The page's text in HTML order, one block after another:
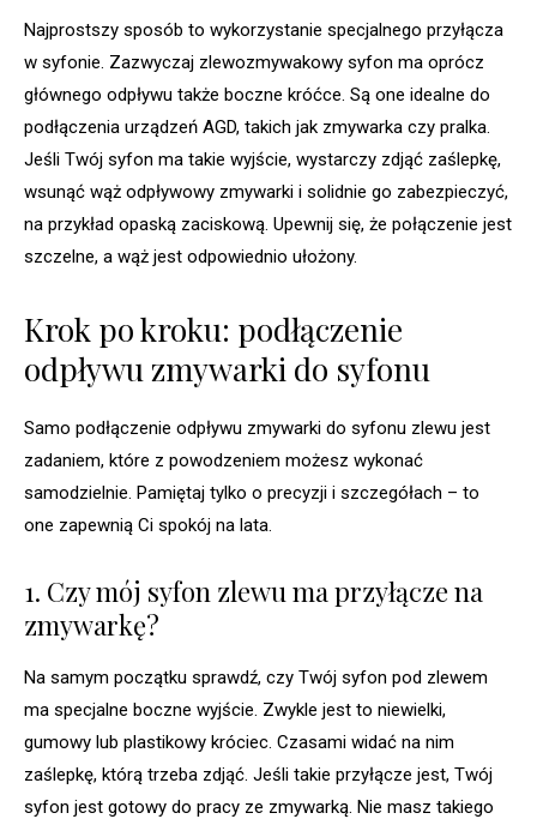
Najprostszy sposób to wykorzystanie specjalnego przyłącza
w syfonie. Zazwyczaj zlewozmywakowy syfon ma oprócz
głównego odpływu także boczne króćce. Są one idealne do
podłączenia urządzeń AGD, takich jak zmywarka czy pralka.
Jeśli Twój syfon ma takie wyjście, wystarczy zdjąć zaślepkę,
wsunąć wąż odpływowy zmywarki i solidnie go zabezpieczyć,
na przykład opaską zaciskową. Upewnij się, że połączenie jest
szczelne, a wąż jest odpowiednio ułożony.
Krok po kroku: podłączenie
odpływu zmywarki do syfonu
Samo podłączenie odpływu zmywarki do syfonu zlewu jest
zadaniem, które z powodzeniem możesz wykonać
samodzielnie. Pamiętaj tylko o precyzji i szczegółach – to
one zapewnią Ci spokój na lata.
1. Czy mój syfon zlewu ma przyłącze na
zmywarkę?
Na samym początku sprawdź, czy Twój syfon pod zlewem
ma specjalne boczne wyjście. Zwykle jest to niewielki,
gumowy lub plastikowy króciec. Czasami widać na nim
zaślepkę, którą trzeba zdjąć. Jeśli takie przyłącze jest, Twój
syfon jest gotowy do pracy ze zmywarką. Nie masz takiego